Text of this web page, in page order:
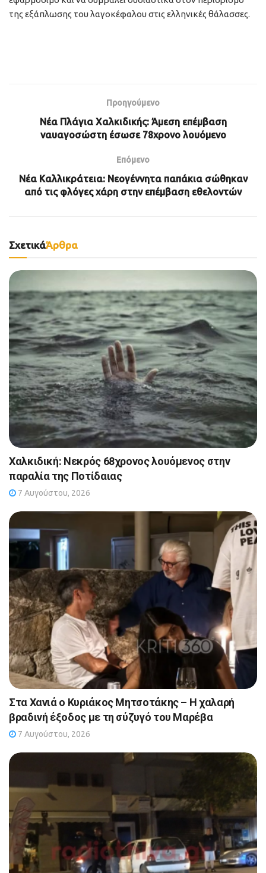
της εξάπλωσης του λαγοκέφαλου στις ελληνικές θάλασσες.
Προηγούμενο
Νέα Πλάγια Χαλκιδικής: Άμεση επέμβαση
ναυαγοσώστη έσωσε 78χρονο λουόμενο
Επόμενο
Νέα Καλλικράτεια: Νεογέννητα παπάκια σώθηκαν
από τις φλόγες χάρη στην επέμβαση εθελοντών
ΣχετικάΆρθρα
Χαλκιδική: Νεκρός 68χρονος λουόμενος στην
παραλία της Ποτίδαιας
7 Αυγούστου, 2026
Στα Χανιά ο Κυριάκος Μητσοτάκης – Η χαλαρή
βραδινή έξοδος με τη σύζυγό του Μαρέβα
7 Αυγούστου, 2026